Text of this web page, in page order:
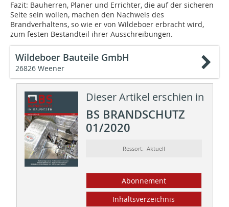
Fazit: Bauherren, Planer und Errichter, die auf der sicheren
Seite sein wollen, machen den Nachweis des
Brandverhaltens, so wie er von Wildeboer erbracht wird,
zum festen Bestandteil ihrer Ausschreibungen.
Wildeboer Bauteile GmbH
26826 Weener
Dieser Artikel erschien in
BS BRANDSCHUTZ
01/2020
Ressort: Aktuell
Abonnement
Inhaltsverzeichnis